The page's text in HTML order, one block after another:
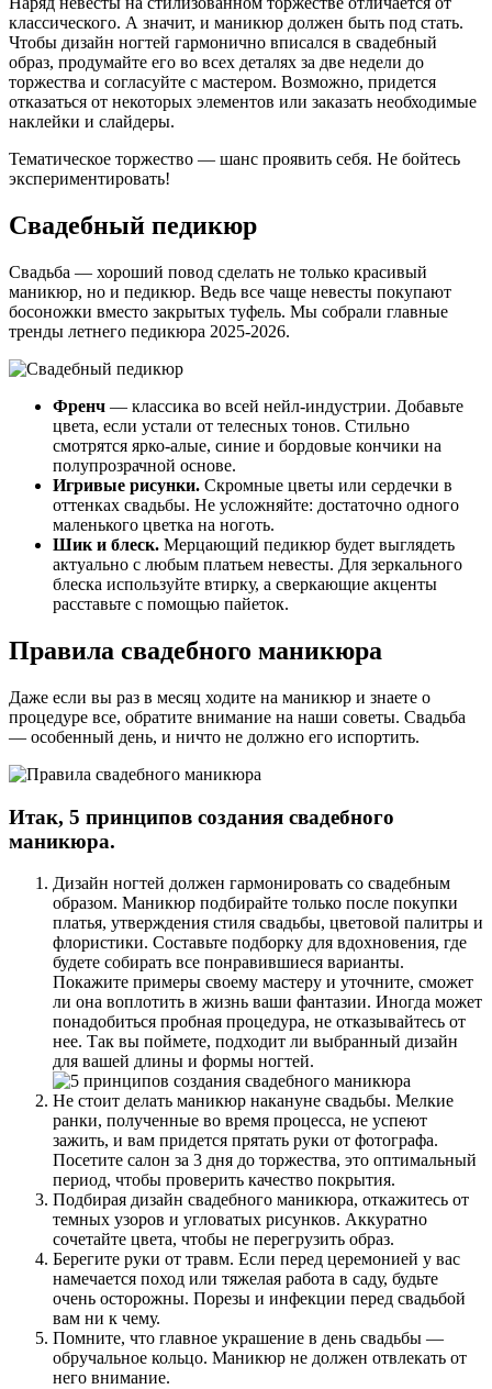
классического. А значит, и маникюр должен быть под стать.
Чтобы дизайн ногтей гармонично вписался в свадебный
образ, продумайте его во всех деталях за две недели до
торжества и согласуйте с мастером. Возможно, придется
отказаться от некоторых элементов или заказать необходимые
наклейки и слайдеры.
Тематическое торжество — шанс проявить себя. Не бойтесь
экспериментировать!
Свадебный педикюр
Свадьба — хороший повод сделать не только красивый
маникюр, но и педикюр. Ведь все чаще невесты покупают
босоножки вместо закрытых туфель. Мы собрали главные
тренды летнего педикюра 2025-2026.
Френч — классика во всей нейл-индустрии. Добавьте
цвета, если устали от телесных тонов. Стильно
смотрятся ярко-алые, синие и бордовые кончики на
полупрозрачной основе.
Игривые рисунки. Скромные цветы или сердечки в
оттенках свадьбы. Не усложняйте: достаточно одного
маленького цветка на ноготь.
Шик и блеск. Мерцающий педикюр будет выглядеть
актуально с любым платьем невесты. Для зеркального
блеска используйте втирку, а сверкающие акценты
расставьте с помощью пайеток.
Правила свадебного маникюра
Даже если вы раз в месяц ходите на маникюр и знаете о
процедуре все, обратите внимание на наши советы. Свадьба
— особенный день, и ничто не должно его испортить.
Итак, 5 принципов создания свадебного
маникюра.
Дизайн ногтей должен гармонировать со свадебным
образом. Маникюр подбирайте только после покупки
платья, утверждения стиля свадьбы, цветовой палитры и
флористики. Составьте подборку для вдохновения, где
будете собирать все понравившиеся варианты.
Покажите примеры своему мастеру и уточните, сможет
ли она воплотить в жизнь ваши фантазии. Иногда может
понадобиться пробная процедура, не отказывайтесь от
нее. Так вы поймете, подходит ли выбранный дизайн
для вашей длины и формы ногтей.
Не стоит делать маникюр накануне свадьбы. Мелкие
ранки, полученные во время процесса, не успеют
зажить, и вам придется прятать руки от фотографа.
Посетите салон за 3 дня до торжества, это оптимальный
период, чтобы проверить качество покрытия.
Подбирая дизайн свадебного маникюра, откажитесь от
темных узоров и угловатых рисунков. Аккуратно
сочетайте цвета, чтобы не перегрузить образ.
Берегите руки от травм. Если перед церемонией у вас
намечается поход или тяжелая работа в саду, будьте
очень осторожны. Порезы и инфекции перед свадьбой
вам ни к чему.
Помните, что главное украшение в день свадьбы —
обручальное кольцо. Маникюр не должен отвлекать от
него внимание.